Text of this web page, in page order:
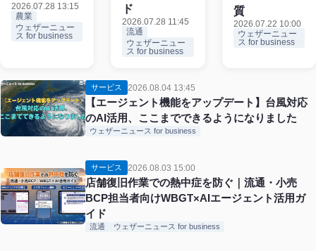
2026.07.28 13:15
農業
ウェザーニュー
ス for business
ド
2026.07.28 11:45
流通
ウェザーニュー
ス for business
質
2026.07.22 10:00
ウェザーニュー
ス for business
サービス 2026.08.04 13:45
【エージェント機能をアップデート】台風対応
のAI活用、ここまでできるようになりました
ウェザーニュース for business
サービス 2026.08.03 15:00
店舗復旧作業での熱中症を防ぐ｜流通・小売
BCP担当者向けWBGT×AIエージェント活用ガ
イド
流通 ウェザーニュース for business